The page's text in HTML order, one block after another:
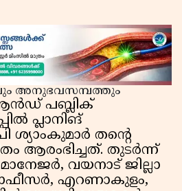
അനുഭവസമ്പത്തും
പബ്ലിക്
പ്ലാനിങ്
ശ്യാംകുമാർ തന്റെ
ആരംഭിച്ചത്. തുടർന്ന്
വയനാട് ജില്ലാ
എറണാകുളം,